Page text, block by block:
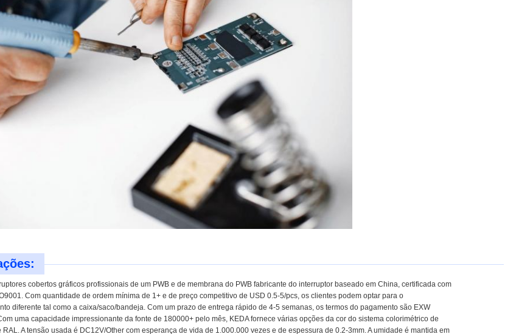
cobertos gráficos profissionais de um PWB e de membrana do PWB fabricante do interruptor baseado em China, certificada com
Com quantidade de ordem mínima de 1+ e de preço competitivo de USD 0.5-5/pcs, os clientes podem optar para o
diferente tal como a caixa/saco/bandeja. Com um prazo de entrega rápido de 4-5 semanas, os termos do pagamento são EXW
uma capacidade impressionante da fonte de 180000+ pelo mês, KEDA fornece várias opções da cor do sistema colorimétrico de
RAL. A tensão usada é DC12V/Other com esperança de vida de 1.000.000 vezes e de espessura de 0.2-3mm. A umidade é mantida em